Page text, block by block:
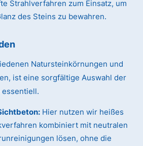
Strahlverfahren zum Einsatz, um
des Steins zu bewahren.
Natursteinkörnungen und
ist eine sorgfältige Auswahl der
Hier nutzen wir heißes
kombiniert mit neutralen
lösen, ohne die